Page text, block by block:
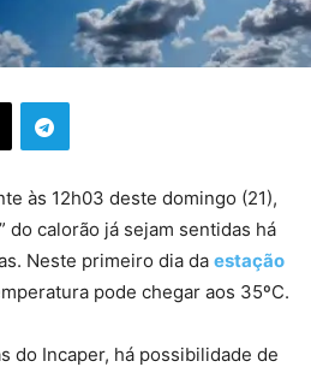
às 12h03 deste domingo (21),
do calorão já sejam sentidas há
Neste primeiro dia da estação
pode chegar aos 35ºC.
do Incaper, há possibilidade de